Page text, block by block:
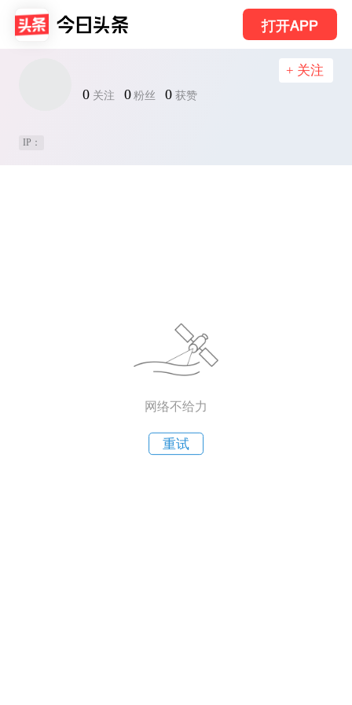
打开APP
0 关注 0 粉丝 0 获赞
+ 关注
IP：
网络不给力
重试